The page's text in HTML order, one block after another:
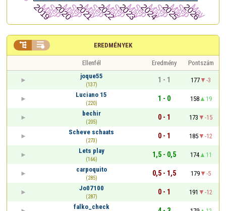
EREDMÉNYEK
 
Ellenfél Eredmény
Pontszám
joque55
(137)
1 - 1 177
-3
Luciano 15
(220)
1 - 0 158
19
bechir
(205)
0 - 1 173
-15
Scheve schaats
(273)
0 - 1 185
-12
Lets play
(166)
1,5 - 0,5 174
11
carpoquito
(285)
0,5 - 1,5 179
-5
Jo07100
(287)
0 - 1 191
-12
falko_check